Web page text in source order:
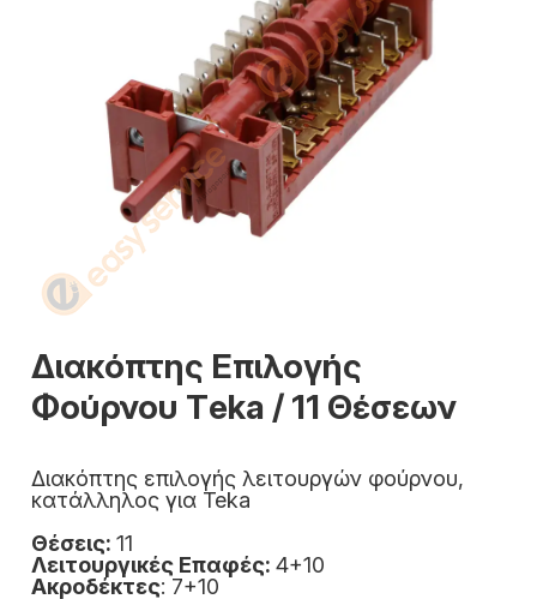
Διακόπτης Επιλογής
Φούρνου Τeka / 11 Θέσεων
Διακόπτης επιλογής λειτουργών φούρνου,
κατάλληλος για Teka
Θέσεις: 11
Λειτουργικές Επαφές: 4+10
Ακροδέκτες: 7+10